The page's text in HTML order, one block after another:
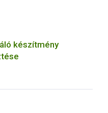
készítmény